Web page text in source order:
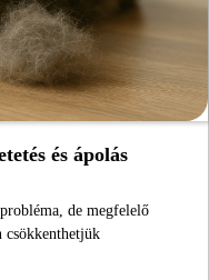
és ápolás
de megfelelő
csökkenthetjük